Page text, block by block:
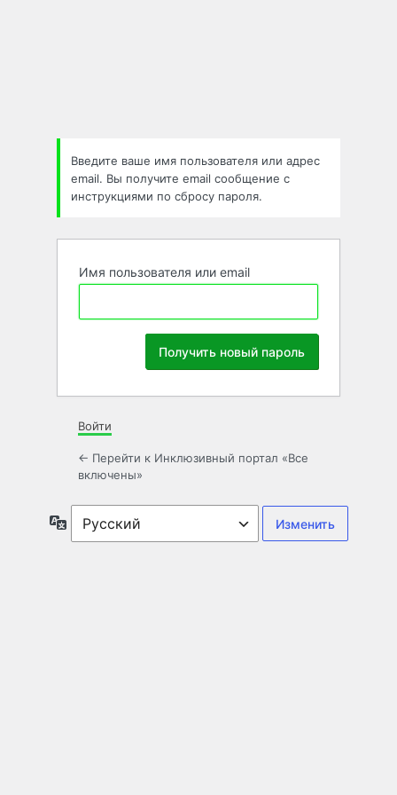
Введите ваше имя пользователя или адрес
email. Вы получите email сообщение с
инструкциями по сбросу пароля.
Имя пользователя или email
Войти
← Перейти к Инклюзивный портал «Все
включены»
Язык